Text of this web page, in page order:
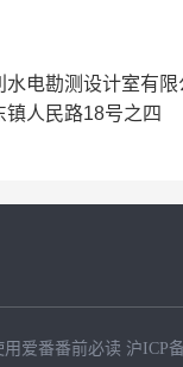
电勘测设计室有限
人民路18号之四
用爱番番前必读 沪ICP